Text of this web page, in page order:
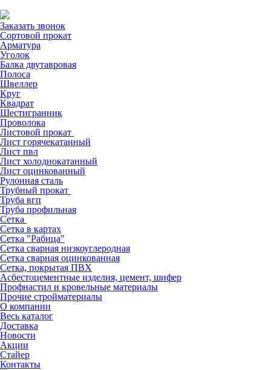
Заказать звонок
Сортовой прокат
Арматура
Уголок
Балка двутавровая
Полоса
Швеллер
Круг
Квадрат
Шестигранник
Проволока
Листовой прокат
Лист горячекатанный
Лист пвл
Лист холоднокатанный
Лист оцинкованный
Рулонная сталь
Трубный прокат
Труба вгп
Труба профильная
Сетка
Сетка в картах
Сетка "Рабица"
Сетка сварная низкоуглеродная
Сетка сварная оцинкованная
Сетка, покрытая ПВХ
Асбестоцементные изделия, цемент, шифер
Профнастил и кровельные материалы
Прочие стройматериалы
О компании
Весь каталог
Доставка
Новости
Акции
Стайер
Контакты